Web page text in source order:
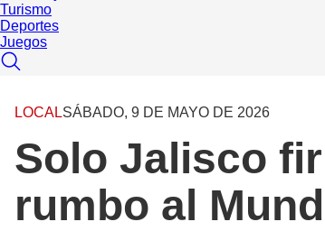
Turismo
Deportes
Juegos
LOCALSÁBADO, 9 DE MAYO DE 2026
Solo Jalisco
rumbo al